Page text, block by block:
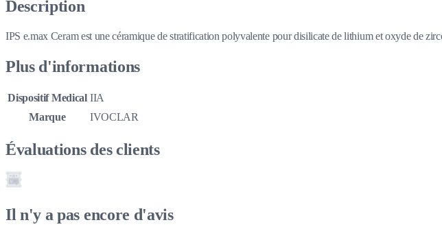
Description
IPS e.max Ceram est une céramique de stratification polyvalente pour disilicate de lithium et oxyde de
Plus d'informations
Dispositif Medical IIA
Marque
IVOCLAR
Évaluations des clients
Il n'y a pas encore d'avis